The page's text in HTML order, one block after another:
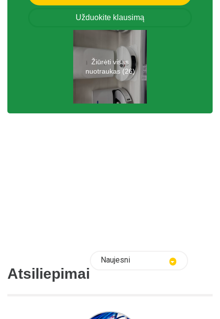
Užduokite klausimą
Žiūrėti visas
nuotraukas (26)
Atsiliepimai
Naujesni